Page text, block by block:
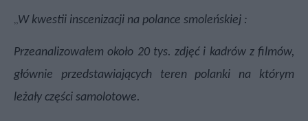
„W kwestii inscenizacji na polance smoleńskiej :
Przeanalizowałem około 20 tys. zdjęć i kadrów z filmów,
głównie przedstawiających teren polanki na którym
leżały części samolotowe.